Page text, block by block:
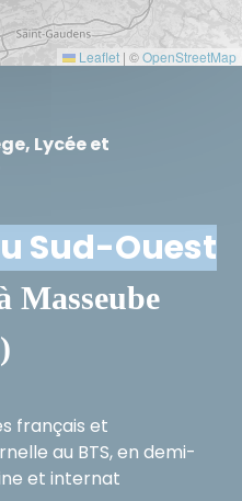
Leaflet | ©OpenStreetMap
Lycée et
Sud-Ouest
Masseube
français et
au BTS, en demi-
et internat